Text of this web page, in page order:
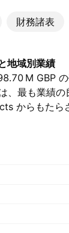
財務諸表
地域別業績
M‬ GBP
、最も業績
からもたら